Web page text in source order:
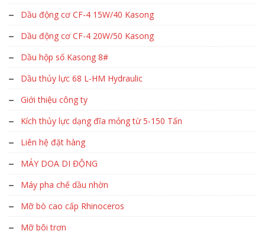
Dầu động cơ CF-4 15W/40 Kasong
Dầu động cơ CF-4 20W/50 Kasong
Dầu hộp số Kasong 8#
Dầu thủy lực 68 L-HM Hydraulic
Giới thiệu công ty
Kích thủy lực dạng đĩa mỏng từ 5-150 Tấn
Liên hệ đặt hàng
MÁY DOA DI ĐỘNG
Máy pha chế dầu nhờn
Mỡ bò cao cấp Rhinoceros
Mỡ bôi trơn